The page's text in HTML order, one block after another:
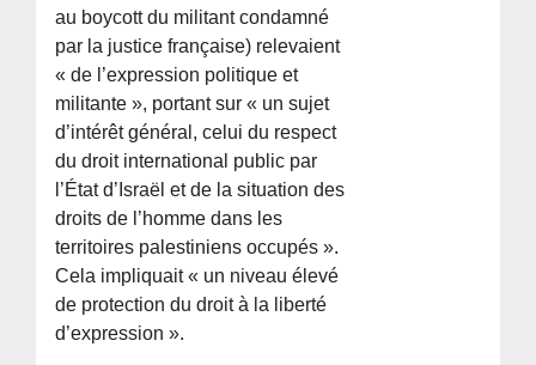
au boycott du militant condamné
par la justice française) relevaient
« de l’expression politique et
militante », portant sur « un sujet
d’intérêt général, celui du respect
du droit international public par
l’État d’Israël et de la situation des
droits de l’homme dans les
territoires palestiniens occupés ».
Cela impliquait « un niveau élevé
de protection du droit à la liberté
d’expression ».